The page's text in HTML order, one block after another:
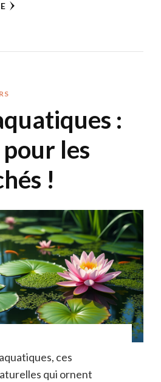
:
les
!
ces
qui ornent